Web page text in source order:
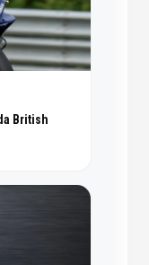
British